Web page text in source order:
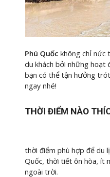
Phú Quốc không chỉ nức
du khách bởi những hoạt
bạn có thể tận hưởng
ngay nhé!
THỜI ĐIỂM NÀO
thời điểm phù hợp để du
Quốc, thời tiết ôn hòa, ít
ngoài trời.